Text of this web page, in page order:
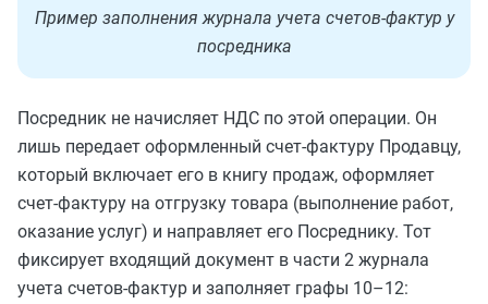
Пример заполнения журнала учета счетов-фактур у
посредника
Посредник не начисляет НДС по этой операции. Он
лишь передает оформленный счет-фактуру Продавцу,
который включает его в книгу продаж, оформляет
счет-фактуру на отгрузку товара (выполнение работ,
оказание услуг) и направляет его Посреднику. Тот
фиксирует входящий документ в части 2 журнала
учета счетов-фактур и заполняет графы 10–12: